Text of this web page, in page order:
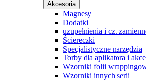
Akcesoria
Magnesy
Dodatki
uzupełnienia i cz.
Ściereczki
Specjalistyczne narzędzia
Torby dla aplikatora i
Wzorniki folii
Wzorniki innych serii